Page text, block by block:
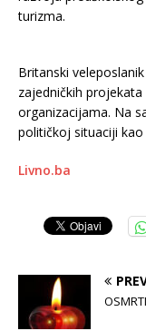
turizma.
Britanski
zajedničkih
organizacijama. Na
političkoj situaciji kao
Livno.ba